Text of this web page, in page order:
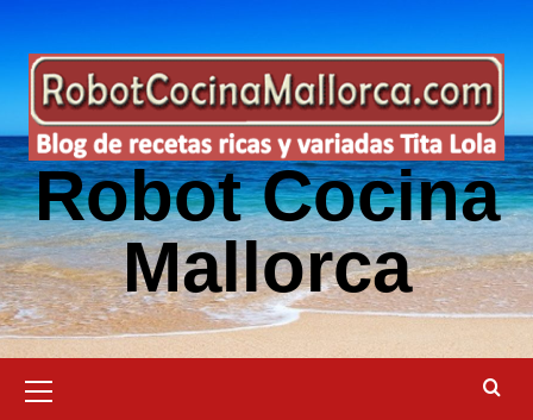
contenido
Robot Cocina
Mallorca
primario